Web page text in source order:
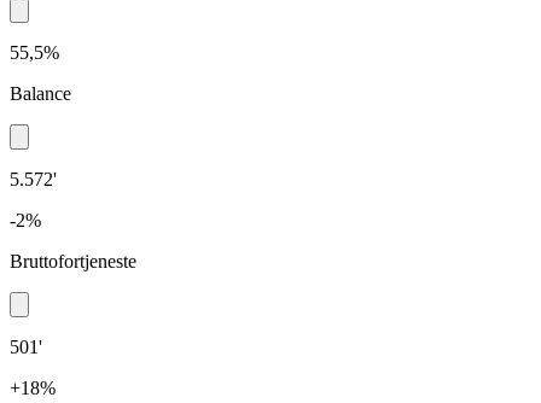
55,5%
Balance
5.572'
-2%
Bruttofortjeneste
501'
+18%